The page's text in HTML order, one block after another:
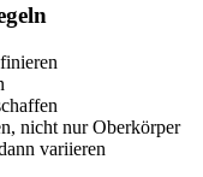
nicht nur Oberkörper
variieren